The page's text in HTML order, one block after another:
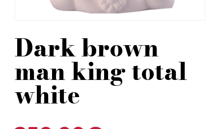
Dark brown
man king total
white